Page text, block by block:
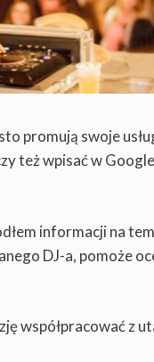
promują swoje
też wpisać w
informacji na
DJ-a, pomoże
współpracować z